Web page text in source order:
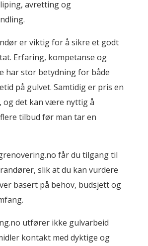
avretting og
er viktig for å sikre et godt
Erfaring, kompetanse og
har stor betydning for både
på gulvet. Samtidig er pris en
og det kan være nyttig å
tilbud før man tar en
får du tilgang til
slik at du kan vurdere
basert på behov, budsjett og
utfører ikke gulvarbeid
kontakt med dyktige og